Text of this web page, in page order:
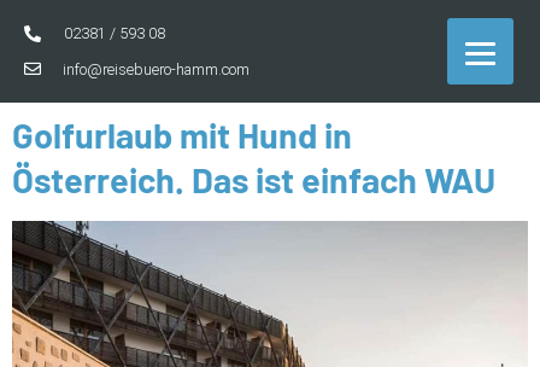
02381 / 593 08
info@reisebuero-hamm.com
Golfurlaub mit Hund in
Österreich. Das ist einfach WAU